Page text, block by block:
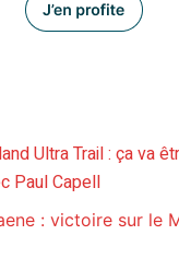
Ultra Trail : ça va
Paul Capell
: victoire sur le